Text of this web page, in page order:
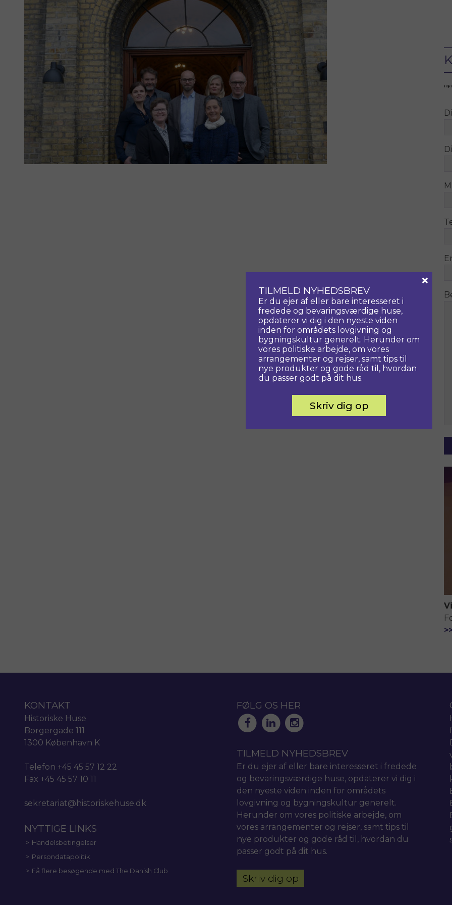
"*
KONTAKT
Historiske Huse
Borgergade 111
1300 København K
Telefon +45 45 57 12 22
Fax +45 45 57 10 11
sekretariat@historiskehuse.dk
NYTTIGE LINKS
Handelsbetingelser
Persondatapolitik
Få flere besøgende med The Danish Club
FØLG OS HER
TILMELD NYHEDSBREV
Er du ejer af eller bare interesseret i fredede
og bevaringsværdige huse, opdaterer vi dig i
den nyeste viden inden for områdets
lovgivning og bygningskultur generelt.
Herunder om vores politiske arbejde, om
vores arrangementer og rejser, samt tips til
nye produkter og gode råd til, hvordan du
passer godt på dit hus.
Skriv dig op
TILMELD NYHEDSBREV
Er du ejer af eller bare interesseret i
fredede og bevaringsværdige huse,
opdaterer vi dig i den nyeste viden
inden for områdets lovgivning og
bygningskultur generelt. Herunder om
vores politiske arbejde, om vores
arrangementer og rejser, samt tips til
nye produkter og gode råd til, hvordan
du passer godt på dit hus.
Skriv dig op
×